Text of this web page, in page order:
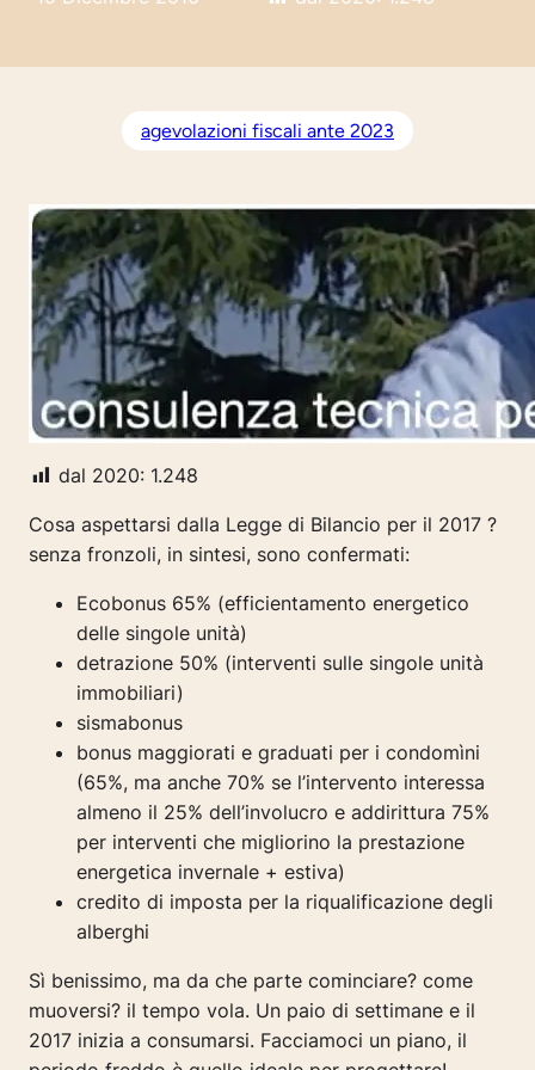
agevolazioni fiscali ante 2023
dal 2020: 1.248
Cosa aspettarsi dalla Legge di Bilancio per il 2017 ?
senza fronzoli, in sintesi, sono confermati:
Ecobonus 65% (efficientamento energetico
delle singole unità)
detrazione 50% (interventi sulle singole unità
immobiliari)
sismabonus
bonus maggiorati e graduati per i condomìni
(65%, ma anche 70% se l’intervento interessa
almeno il 25% dell’involucro e addirittura 75%
per interventi che migliorino la prestazione
energetica invernale + estiva)
credito di imposta per la riqualificazione degli
alberghi
Sì benissimo, ma da che parte cominciare? come
muoversi? il tempo vola. Un paio di settimane e il
2017 inizia a consumarsi. Facciamoci un piano, il